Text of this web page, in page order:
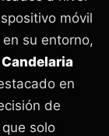
móvil
su entorno,
en
de
solo